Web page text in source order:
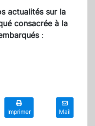
actualités sur la
consacrée à la
:
Imprimer Mail